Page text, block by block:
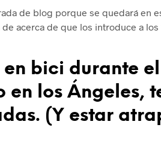
de blog porque se quedará en
acerca de que los introduce a
en bici durante
en los
(Y estar